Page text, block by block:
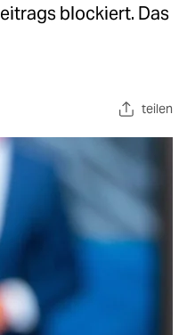
blockiert. Das
teilen